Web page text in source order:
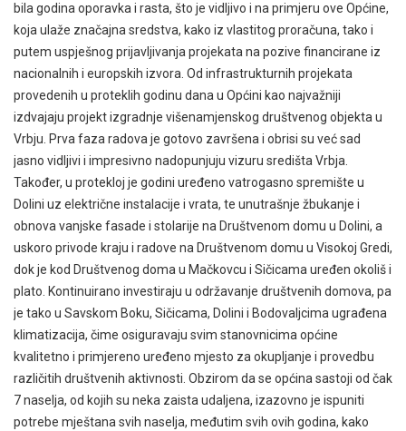
bila godina oporavka i rasta, što je vidljivo i na primjeru ove Općine,
koja ulaže značajna sredstva, kako iz vlastitog proračuna, tako i
putem uspješnog prijavljivanja projekata na pozive financirane iz
nacionalnih i europskih izvora. Od infrastrukturnih projekata
provedenih u proteklih godinu dana u Općini kao najvažniji
izdvajaju projekt izgradnje višenamjenskog društvenog objekta u
Vrbju. Prva faza radova je gotovo završena i obrisi su već sad
jasno vidljivi i impresivno nadopunjuju vizuru središta Vrbja.
Također, u protekloj je godini uređeno vatrogasno spremište u
Dolini uz električne instalacije i vrata, te unutrašnje žbukanje i
obnova vanjske fasade i stolarije na Društvenom domu u Dolini, a
uskoro privode kraju i radove na Društvenom domu u Visokoj Gredi,
dok je kod Društvenog doma u Mačkovcu i Sičicama uređen okoliš i
plato. Kontinuirano investiraju u održavanje društvenih domova, pa
je tako u Savskom Boku, Sičicama, Dolini i Bodovaljcima ugrađena
klimatizacija, čime osiguravaju svim stanovnicima općine
kvalitetno i primjereno uređeno mjesto za okupljanje i provedbu
različitih društvenih aktivnosti. Obzirom da se općina sastoji od čak
7 naselja, od kojih su neka zaista udaljena, izazovno je ispuniti
potrebe mještana svih naselja, međutim svih ovih godina, kako